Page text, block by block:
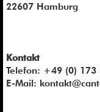
22607 Hamburg
Kontakt
Telefon: +49 (0) 173
E-Mail: